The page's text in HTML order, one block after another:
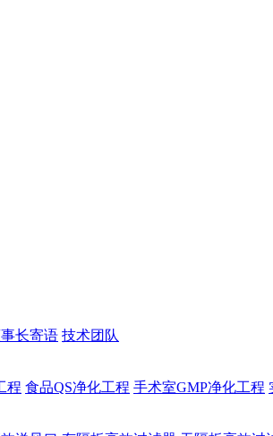
长寄语 技术团队
程 食品QS净化工程 手术室GMP净化工程